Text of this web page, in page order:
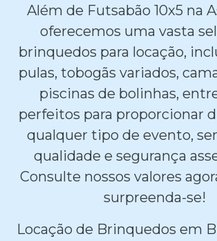
Além de Futsabão 10x5 na
oferecemos uma vasta
brinquedos para locação,
pulas, tobogãs variados,
piscinas de bolinhas,
perfeitos para proporcionar
qualquer tipo de evento,
qualidade e segurança
Consulte nossos valores
surpreenda-se!
Locação de Brinquedos em